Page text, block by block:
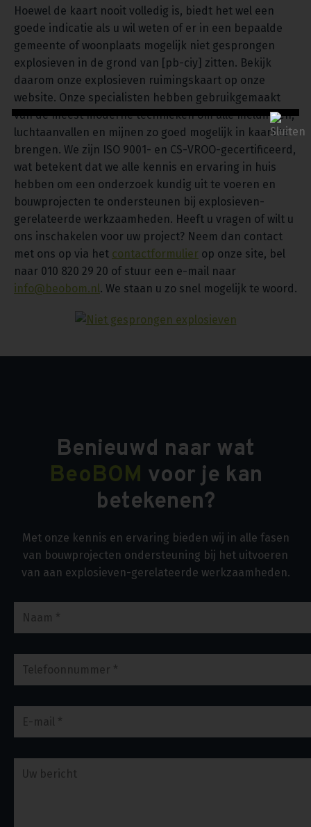
Hoewel de kaart nooit volledig is, biedt het wel een
goede indicatie als u wil weten of er in een bepaalde
gemeente of woonplaats mogelijk niet gesprongen
explosieven in de grond van [pb-ciy] zitten. Bekijk
daarom onze explosieven ruimingskaart op onze
website. Onze specialisten hebben gebruikgemaakt
van de meest moderne technieken om alle meldingen,
luchtaanvallen en mijnen zo goed mogelijk in kaart te
brengen. We zijn ISO 9001- en CS-VROO-gecertificeerd,
wat betekent dat we alle kennis en ervaring in huis
hebben om een onderzoek kundig uit te voeren en
bouwprojecten te ondersteunen bij explosieven-
gerelateerde werkzaamheden. Heeft u vragen of wilt u
ons inschakelen voor uw project? Neem dan contact
met ons op via het contactformulier op onze site, bel
naar 010 820 29 20 of stuur een e-mail naar
info@beobom.nl. We staan u zo snel mogelijk te woord.
Benieuwd naar wat
BeoBOM voor je kan
betekenen?
Met onze kennis en ervaring bieden wij in alle fasen
van bouwprojecten ondersteuning bij het uitvoeren
van aan explosieven-gerelateerde werkzaamheden.